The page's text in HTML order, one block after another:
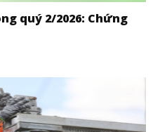
quý 2/2026: Chứng